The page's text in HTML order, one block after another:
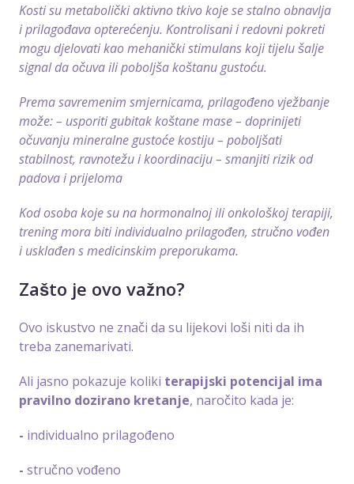
Kosti su metabolički aktivno tkivo koje se stalno obnavlja
i prilagođava opterećenju. Kontrolisani i redovni pokreti
mogu djelovati kao mehanički stimulans koji tijelu šalje
signal da očuva ili poboljša koštanu gustoću.
Prema savremenim smjernicama, prilagođeno vježbanje
može: – usporiti gubitak koštane mase – doprinijeti
očuvanju mineralne gustoće kostiju – poboljšati
stabilnost, ravnotežu i koordinaciju – smanjiti rizik od
padova i prijeloma
Kod osoba koje su na hormonalnoj ili onkološkoj terapiji,
trening mora biti individualno prilagođen, stručno vođen
i usklađen s medicinskim preporukama.
Zašto je ovo važno?
Ovo iskustvo ne znači da su lijekovi loši niti da ih
treba zanemarivati.
Ali jasno pokazuje koliki terapijski potencijal ima
pravilno dozirano kretanje, naročito kada je:
- individualno prilagođeno
- stručno vođeno